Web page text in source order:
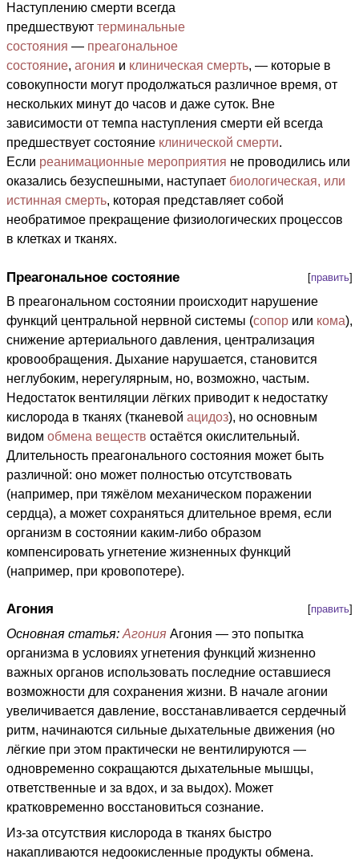
Наступлению смерти всегда
предшествуют терминальные
состояния — преагональное
состояние, агония и клиническая смерть, — которые в
совокупности могут продолжаться различное время, от
нескольких минут до часов и даже суток. Вне
зависимости от темпа наступления смерти ей всегда
предшествует состояние клинической смерти.
Если реанимационные мероприятия не проводились или
оказались безуспешными, наступает биологическая, или
истинная смерть, которая представляет собой
необратимое прекращение физиологических процессов
в клетках и тканях.
[править]
Преагональное состояние
В преагональном состоянии происходит нарушение
функций центральной нервной системы (сопор или кома),
снижение артериального давления, централизация
кровообращения. Дыхание нарушается, становится
неглубоким, нерегулярным, но, возможно, частым.
Недостаток вентиляции лёгких приводит к недостатку
кислорода в тканях (тканевой ацидоз), но основным
видом обмена веществ остаётся окислительный.
Длительность преагонального состояния может быть
различной: оно может полностью отсутствовать
(например, при тяжёлом механическом поражении
сердца), а может сохраняться длительное время, если
организм в состоянии каким-либо образом
компенсировать угнетение жизненных функций
(например, при кровопотере).
[править]
Агония
Основная статья: Агония Агония — это попытка
организма в условиях угнетения функций жизненно
важных органов использовать последние оставшиеся
возможности для сохранения жизни. В начале агонии
увеличивается давление, восстанавливается сердечный
ритм, начинаются сильные дыхательные движения (но
лёгкие при этом практически не вентилируются —
одновременно сокращаются дыхательные мышцы,
ответственные и за вдох, и за выдох). Может
кратковременно восстановиться сознание.
Из-за отсутствия кислорода в тканях быстро
накапливаются недоокисленные продукты обмена.